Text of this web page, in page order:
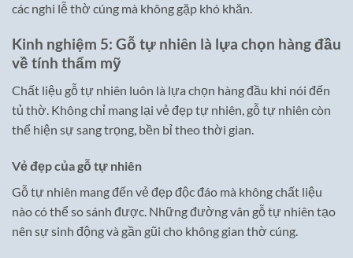
các nghi lễ thờ cúng mà không gặp khó khăn.
Kinh nghiệm 5: Gỗ tự nhiên là lựa chọn hàng đầu
về tính thẩm mỹ
Chất liệu gỗ tự nhiên luôn là lựa chọn hàng đầu khi nói đến
tủ thờ. Không chỉ mang lại vẻ đẹp tự nhiên, gỗ tự nhiên còn
thể hiện sự sang trọng, bền bỉ theo thời gian.
Vẻ đẹp của gỗ tự nhiên
Gỗ tự nhiên mang đến vẻ đẹp độc đáo mà không chất liệu
nào có thể so sánh được. Những đường vân gỗ tự nhiên tạo
nên sự sinh động và gần gũi cho không gian thờ cúng.